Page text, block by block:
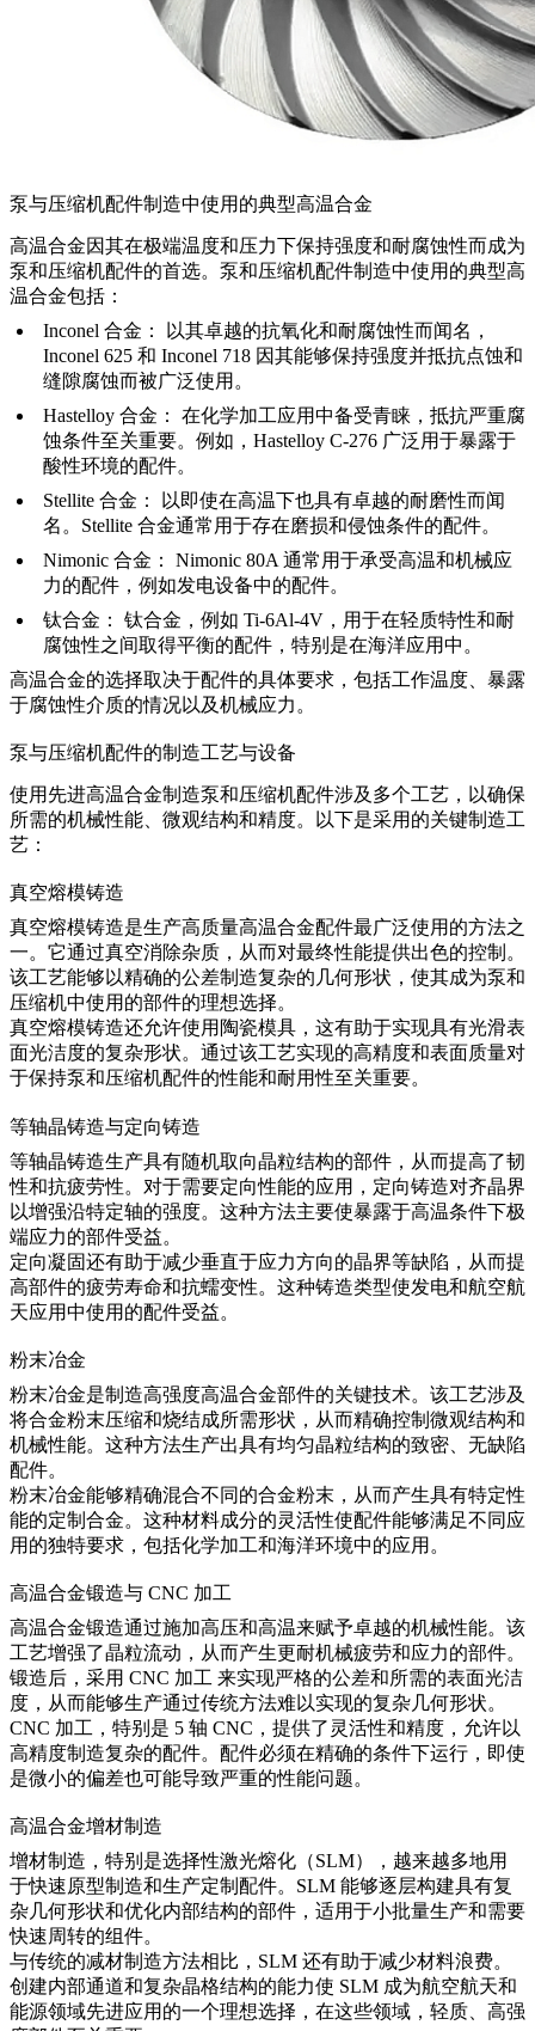
泵与压缩机配件制造中使用的典型高温合金
高温合金因其在极端温度和压力下保持强度和耐腐蚀性而成为
泵和压缩机配件的首选。泵和压缩机配件制造中使用的典型高
温合金包括：
Inconel 合金 ：
以其卓越的抗氧化和耐腐蚀性而闻名，
Inconel 625 和 Inconel 718 因其能够保持强度并抵抗点蚀和
缝隙腐蚀而被广泛使用。
Hastelloy 合金 ：
在化学加工应用中备受青睐，抵抗严重腐
蚀条件至关重要。例如， Hastelloy C-276 广泛用于暴露于
酸性环境的配件。
Stellite 合金 ：
以即使在高温下也具有卓越的耐磨性而闻
名。Stellite 合金通常用于存在磨损和侵蚀条件的配件。
Nimonic 合金 ： Nimonic 80A 通常用于承受高温和机械应
力的配件，例如发电设备中的配件。
钛合金 ： 钛合金，例如 Ti-6Al-4V ，用于在轻质特性和耐
腐蚀性之间取得平衡的配件，特别是在海洋应用中。
高温合金的选择取决于配件的具体要求，包括工作温度、暴露
于腐蚀性介质的情况以及机械应力。
泵与压缩机配件的制造工艺与设备
使用先进高温合金制造泵和压缩机配件涉及多个工艺，以确保
所需的机械性能、微观结构和精度。以下是采用的关键制造工
艺：
真空熔模铸造
真空熔模铸造是生产高质量高温合金配件最广泛使用的方法之
一。它通过真空消除杂质，从而对最终性能提供出色的控制。
该工艺能够以精确的公差制造复杂的几何形状，使其成为泵和
压缩机中使用的部件的理想选择。
真空熔模铸造还允许使用陶瓷模具，这有助于实现具有光滑表
面光洁度的复杂形状。通过该工艺实现的高精度和表面质量对
于保持泵和压缩机配件的性能和耐用性至关重要。
等轴晶铸造与定向铸造
等轴晶铸造生产具有随机取向晶粒结构的部件，从而提高了韧
性和抗疲劳性。对于需要定向性能的应用， 定向铸造对齐晶界
以增强沿特定轴的强度。这种方法主要使暴露于高温条件下极
端应力的部件受益。
定向凝固还有助于减少垂直于应力方向的晶界等缺陷，从而提
高部件的疲劳寿命和抗蠕变性。这种铸造类型使发电和航空航
天应用中使用的配件受益。
粉末冶金
粉末冶金是制造高强度高温合金部件的关键技术。该工艺涉及
将合金粉末压缩和烧结成所需形状，从而精确控制微观结构和
机械性能。这种方法生产出具有均匀晶粒结构的致密、无缺陷
配件。
粉末冶金能够精确混合不同的合金粉末，从而产生具有特定性
能的定制合金。这种材料成分的灵活性使配件能够满足不同应
用的独特要求，包括化学加工和海洋环境中的应用。
高温合金锻造与 CNC 加工
高温合金锻造通过施加高压和高温来赋予卓越的机械性能。该
工艺增强了晶粒流动，从而产生更耐机械疲劳和应力的部件。
锻造后，采用 CNC 加工 来实现严格的公差和所需的表面光洁
度，从而能够生产通过传统方法难以实现的复杂几何形状。
CNC 加工，特别是 5 轴 CNC，提供了灵活性和精度，允许以
高精度制造复杂的配件。配件必须在精确的条件下运行，即使
是微小的偏差也可能导致严重的性能问题。
高温合金增材制造
增材制造 ，特别是选择性激光熔化（SLM），越来越多地用
于快速原型制造和生产定制配件。SLM 能够逐层构建具有复
杂几何形状和优化内部结构的部件，适用于小批量生产和需要
快速周转的组件。
与传统的减材制造方法相比，SLM 还有助于减少材料浪费。
创建内部通道和复杂晶格结构的能力使 SLM 成为航空航天和
能源领域先进应用的一个理想选择，在这些领域，轻质、高强